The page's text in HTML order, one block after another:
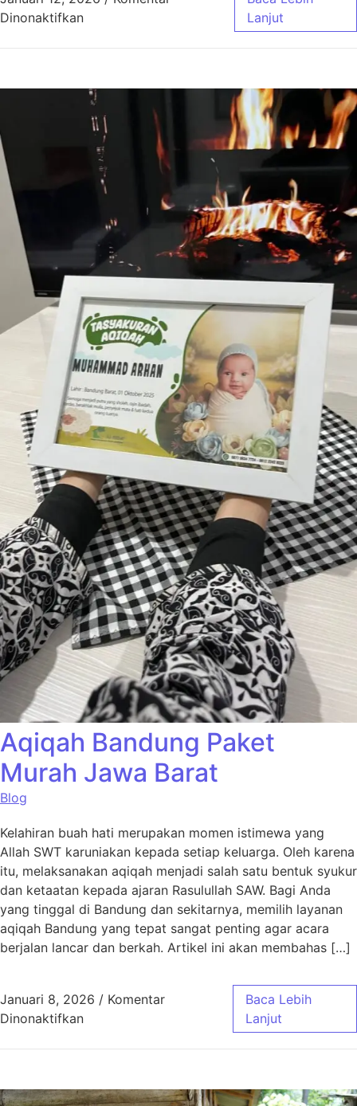
Dinonaktifkanpada Harga Aqiqah Bandung, Antar Gratis!
Lanjut
Aqiqah Bandung Paket
Murah Jawa Barat
Blog
Kelahiran buah hati merupakan momen istimewa yang
Allah SWT karuniakan kepada setiap keluarga. Oleh karena
itu, melaksanakan aqiqah menjadi salah satu bentuk syukur
dan ketaatan kepada ajaran Rasulullah SAW. Bagi Anda
yang tinggal di Bandung dan sekitarnya, memilih layanan
aqiqah Bandung yang tepat sangat penting agar acara
berjalan lancar dan berkah. Artikel ini akan membahas […]
Januari 8, 2026 / Komentar
Dinonaktifkanpada Aqiqah Bandung Paket Murah Jawa
Baca Lebih
Lanjut